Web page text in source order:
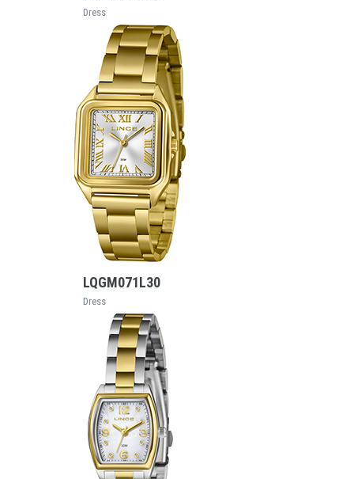
Dress
VEJA MAIS
LQGM071L30
Dress